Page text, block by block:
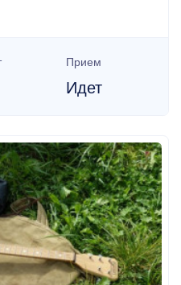
Прием
Идет